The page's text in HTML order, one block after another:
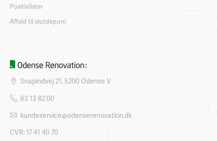
Positivlister
Affald til slutdeponi
Snapindvej 21, 5200 Odense V
63 13 82 00
kundeservice@odenserenovation.dk
CVR: 17 41 40 70